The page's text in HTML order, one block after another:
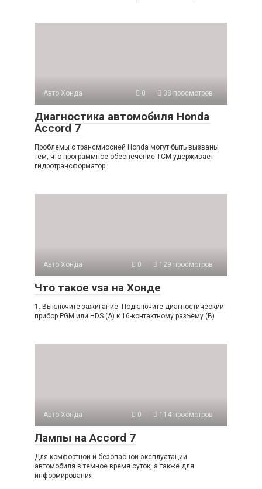
Авто Хонда 0 38 просмотров
Диагностика автомобиля Honda
Accord 7
Проблемы с трансмиссией Honda могут быть вызваны
тем, что программное обеспечение TCM удерживает
гидротрансформатор
Авто Хонда 0 129 просмотров
Что такое vsa на Хонде
1. Выключите зажигание. Подключите диагностический
прибор PGM или HDS (A) к 16-контактному разъему (B)
Авто Хонда 0 114 просмотров
Лампы на Accord 7
Для комфортной и безопасной эксплуатации
автомобиля в темное время суток, а также для
информирования